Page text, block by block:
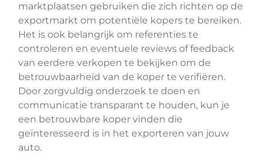
marktplaatsen gebruiken die zich richten op de
exportmarkt om potentiële kopers te bereiken.
Het is ook belangrijk om referenties te
controleren en eventuele reviews of feedback
van eerdere verkopen te bekijken om de
betrouwbaarheid van de koper te verifiëren.
Door zorgvuldig onderzoek te doen en
communicatie transparant te houden, kun je
een betrouwbare koper vinden die
geïnteresseerd is in het exporteren van jouw
auto.